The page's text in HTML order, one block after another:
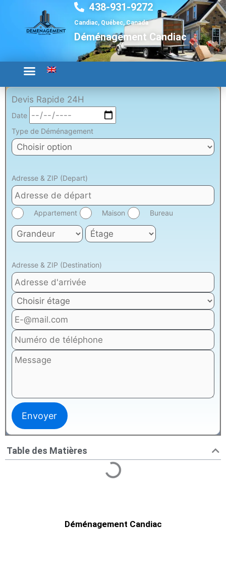
contenu
438-931-9272
Candiac, Québec, Canada
Déménagement Candiac
Déménagement Candiac
Devis Rapide 24H
Date
Type de Déménagement
Adresse & ZIP (Depart)
Appartement Maison Bureau
Adresse & ZIP (Destination)
Table des Matières